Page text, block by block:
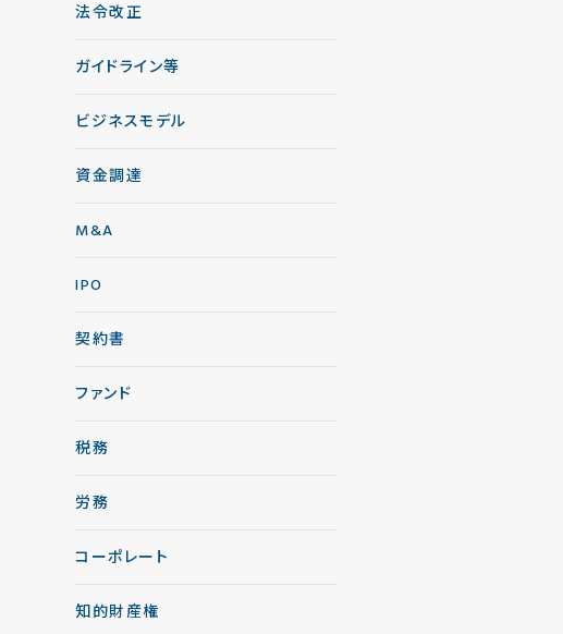
法令改正
ガイドライン等
ビジネスモデル
資金調達
M&A
IPO
契約書
ファンド
税務
労務
コーポレート
知的財産権